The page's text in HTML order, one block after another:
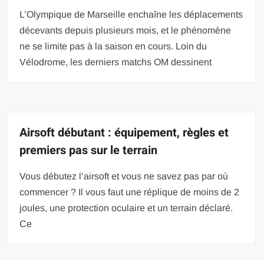
L’Olympique de Marseille enchaîne les déplacements
décevants depuis plusieurs mois, et le phénomène
ne se limite pas à la saison en cours. Loin du
Vélodrome, les derniers matchs OM dessinent
Airsoft débutant : équipement, règles et
premiers pas sur le terrain
Vous débutez l’airsoft et vous ne savez pas par où
commencer ? Il vous faut une réplique de moins de 2
joules, une protection oculaire et un terrain déclaré.
Ce